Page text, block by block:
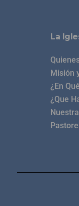
La
Misión
¿En
¿Que